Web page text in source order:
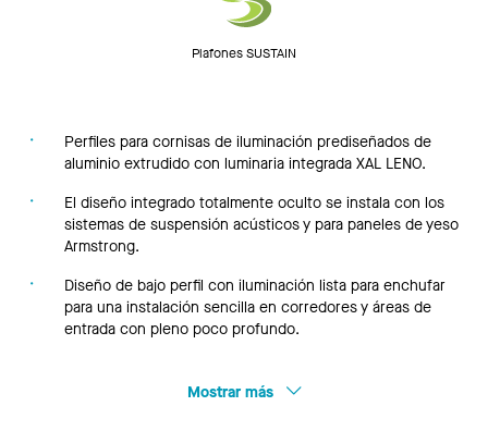
Plafones SUSTAIN
Perfiles para cornisas de iluminación prediseñados de
aluminio extrudido con luminaria integrada XAL LENO.
El diseño integrado totalmente oculto se instala con los
sistemas de suspensión acústicos y para paneles de yeso
Armstrong.
Diseño de bajo perfil con iluminación lista para enchufar
para una instalación sencilla en corredores y áreas de
entrada con pleno poco profundo.
Mostrar más